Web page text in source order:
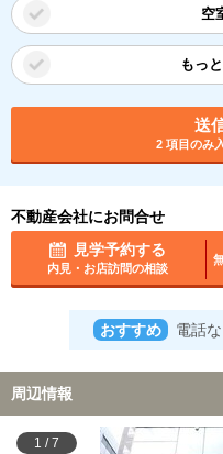
空
もっ
送
2 項目のみ
不動産会社にお問合せ
見学予約する
内見・お店訪問の相談
おすすめ 電話
周辺情報
1 /7